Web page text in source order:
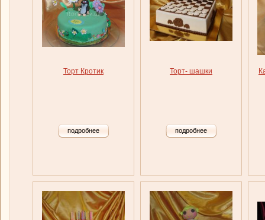
Торт Кротик
подробнее
Торт- шашки
подробнее